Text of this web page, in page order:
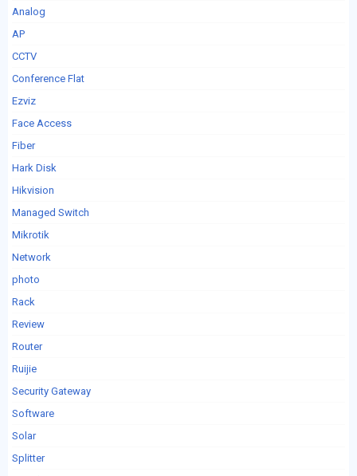
Analog
AP
CCTV
Conference Flat
Ezviz
Face Access
Fiber
Hark Disk
Hikvision
Managed Switch
Mikrotik
Network
photo
Rack
Review
Router
Ruijie
Security Gateway
Software
Solar
Splitter